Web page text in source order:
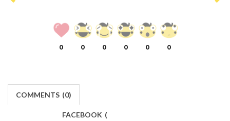
0 0 0 0 0 0
COMMENTS (0)
FACEBOOK (